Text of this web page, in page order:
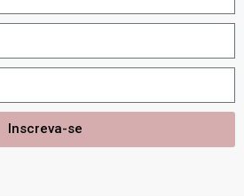
Inscreva-se